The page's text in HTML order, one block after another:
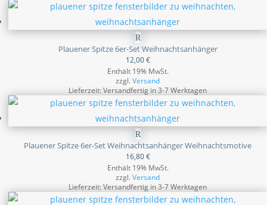
Plauener Spitze 6er-Set Weihnachtsanhänger
12,00€
Enthält 19% MwSt.
zzgl.Versand
Lieferzeit: Versandfertig in 3-7 Werktagen
Plauener Spitze 6er-Set Weihnachtsanhänger Weihnachtsmotive
16,80€
Enthält 19% MwSt.
zzgl.Versand
Lieferzeit: Versandfertig in 3-7 Werktagen